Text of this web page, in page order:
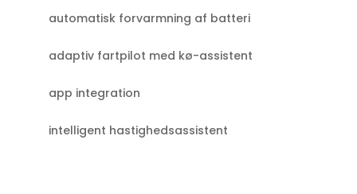
automatisk forvarmning af batteri
adaptiv fartpilot med kø-assistent
app integration
intelligent hastighedsassistent